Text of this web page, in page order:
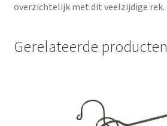
overzichtelijk met dit veelzijdige rek.
Gerelateerde producten